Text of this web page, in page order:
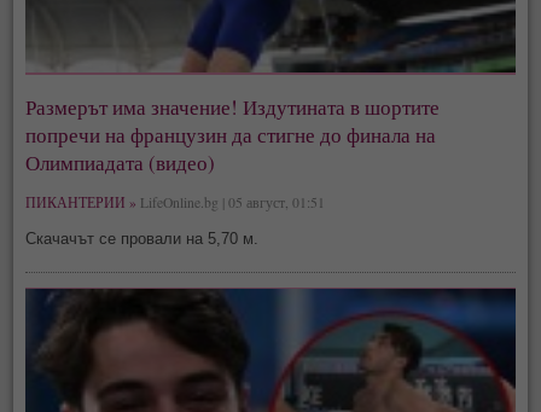
Размерът има значение! Издутината в шортите
попречи на французин да стигне до финала на
Олимпиадата (видео)
ПИКАНТЕРИИ » LifeOnline.bg | 05 август, 01:51
Скачачът се провали на 5,70 м.